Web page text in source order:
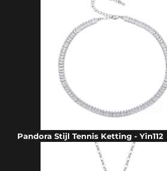
Pandora Stijl Tennis Ketting - Yin112